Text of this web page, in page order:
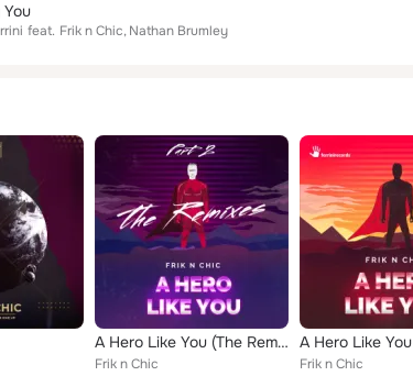
You
feat. Frik n Chic Nathan Brumley
A Hero Like You (The Remixes, Pt. 2)
Frik n Chic
A Hero Like You
Frik n Chic